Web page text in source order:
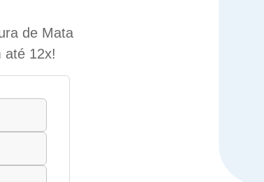
de Mata
até 12x!